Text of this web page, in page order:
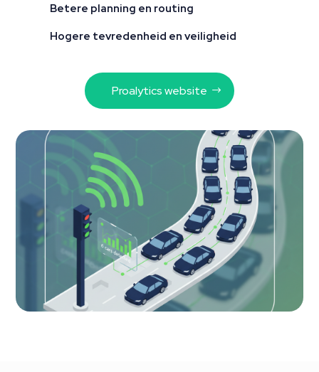
Betere planning en routing
Hogere tevredenheid en veiligheid
Proalytics website